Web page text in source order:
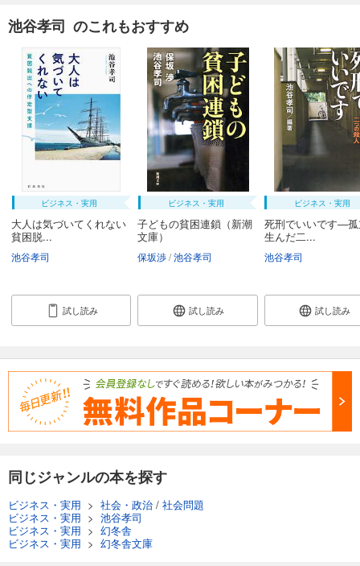
池谷孝司 のこれもおすすめ
ビジネス・実用
大人は気づいてくれない
貧困脱...
池谷孝司
試し読み
ビジネス・実用
子どもの貧困連鎖（新潮
文庫）
保坂渉 池谷孝司
試し読み
ビジネス・実用
死刑でいいです―
生んだ二...
池谷孝司
試し読み
同じジャンルの本を探す
ビジネス・実用 > 社会・政治 / 社会問題
ビジネス・実用 > 池谷孝司
ビジネス・実用 > 幻冬舎
ビジネス・実用 > 幻冬舎文庫